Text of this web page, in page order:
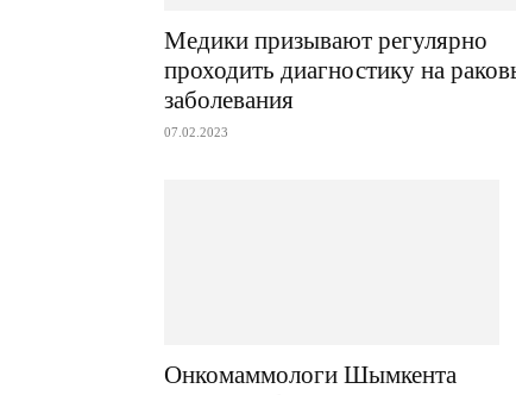
Медики призывают регулярно
проходить диагностику на
заболевания
07.02.2023
Онкомаммологи Шымкента